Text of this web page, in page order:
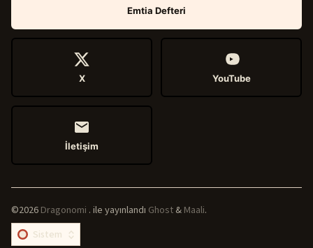
Emtia Defteri
X YouTube
İletişim
©2026Dragonomi .ile yayınlandı Ghost&Maali.